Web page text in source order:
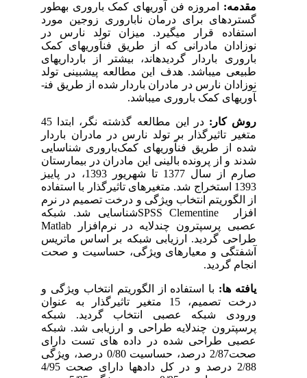
مقدمه:امروزه فن ­آوری­های کمک باروری به­طور
گسترده­ای برای درمان ناباروری زوجین مورد
استفاده قرار می­گیرد. میزان تولد نارس در
نوزادان مادرانی که از طریق فن­آوری­های کمک
باروری باردار گردیده­اند، بیش­تر از بارداری­های
طبیعی می­باشد. هدف این مطالعه پیش­بینی تولد
نوزادان نارس در مادران باردار شده از طریق فن­
آوری­های کمک باروری می­باشد.
روش­ کار:
در این مطالعه گذشته ­نگر، ابتدا 45
متغیر تاثیرگذار بر تولد نارس در مادران باردار
شده از طریق فن­آوری­های کمکباروری شناسایی
شدند و از پرونده بالینی این مادران در بیمارستان
صارم از سال 1377 تا شهریور 1393، در پاییز
1393 استخراج شد. متغیرهای تاثیرگذار با استفاده
از الگوریتم انتخاب ویژگی و درخت تصمیم در نرم
افزار
SPSS Clementineشناسایی شد. شبکه
عصبی پرسپترون چند­لایه در نرم افزار
Matlab
طراحی گردید. ارزیابی شبکه بر اساس ماتریس
آشفتگی و معیارهای ویژگی، حساسیت و صحت
انجام گردید.
یافته­ ها:با استفاده از الگوریتم انتخاب ویژگی و
درخت تصمیم، 15 متغیر تاثیرگذار به عنوان
ورودی شبکه عصبی انتخاب گردید. شبکه
پرسپترون چند­لایه طراحی و ارزیابی شد. شبکه
عصبی طراحی شده در داده­ های تست دارای
صحت2/87 درصد، حساسیت 0/80 درصد، ویژگی
2/88 درصد و در کل داده­ها دارای صحت 4/95